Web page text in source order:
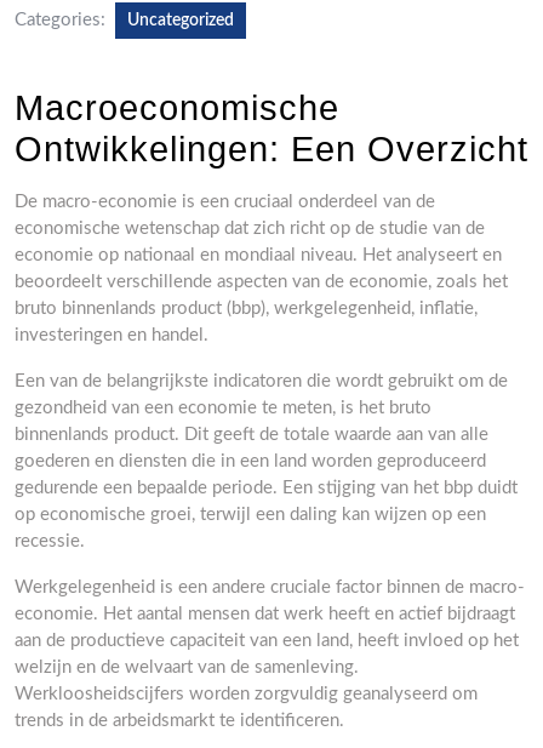
Categories: Uncategorized
Macroeconomische
Ontwikkelingen: Een Overzicht
De macro-economie is een cruciaal onderdeel van de
economische wetenschap dat zich richt op de studie van de
economie op nationaal en mondiaal niveau. Het analyseert en
beoordeelt verschillende aspecten van de economie, zoals het
bruto binnenlands product (bbp), werkgelegenheid, inflatie,
investeringen en handel.
Een van de belangrijkste indicatoren die wordt gebruikt om de
gezondheid van een economie te meten, is het bruto
binnenlands product. Dit geeft de totale waarde aan van alle
goederen en diensten die in een land worden geproduceerd
gedurende een bepaalde periode. Een stijging van het bbp duidt
op economische groei, terwijl een daling kan wijzen op een
recessie.
Werkgelegenheid is een andere cruciale factor binnen de macro-
economie. Het aantal mensen dat werk heeft en actief bijdraagt
aan de productieve capaciteit van een land, heeft invloed op het
welzijn en de welvaart van de samenleving.
Werkloosheidscijfers worden zorgvuldig geanalyseerd om
trends in de arbeidsmarkt te identificeren.